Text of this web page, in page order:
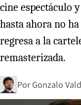
cine espectáculo
hasta ahora no
regresa a la
remasterizada.
Por Gonzalo